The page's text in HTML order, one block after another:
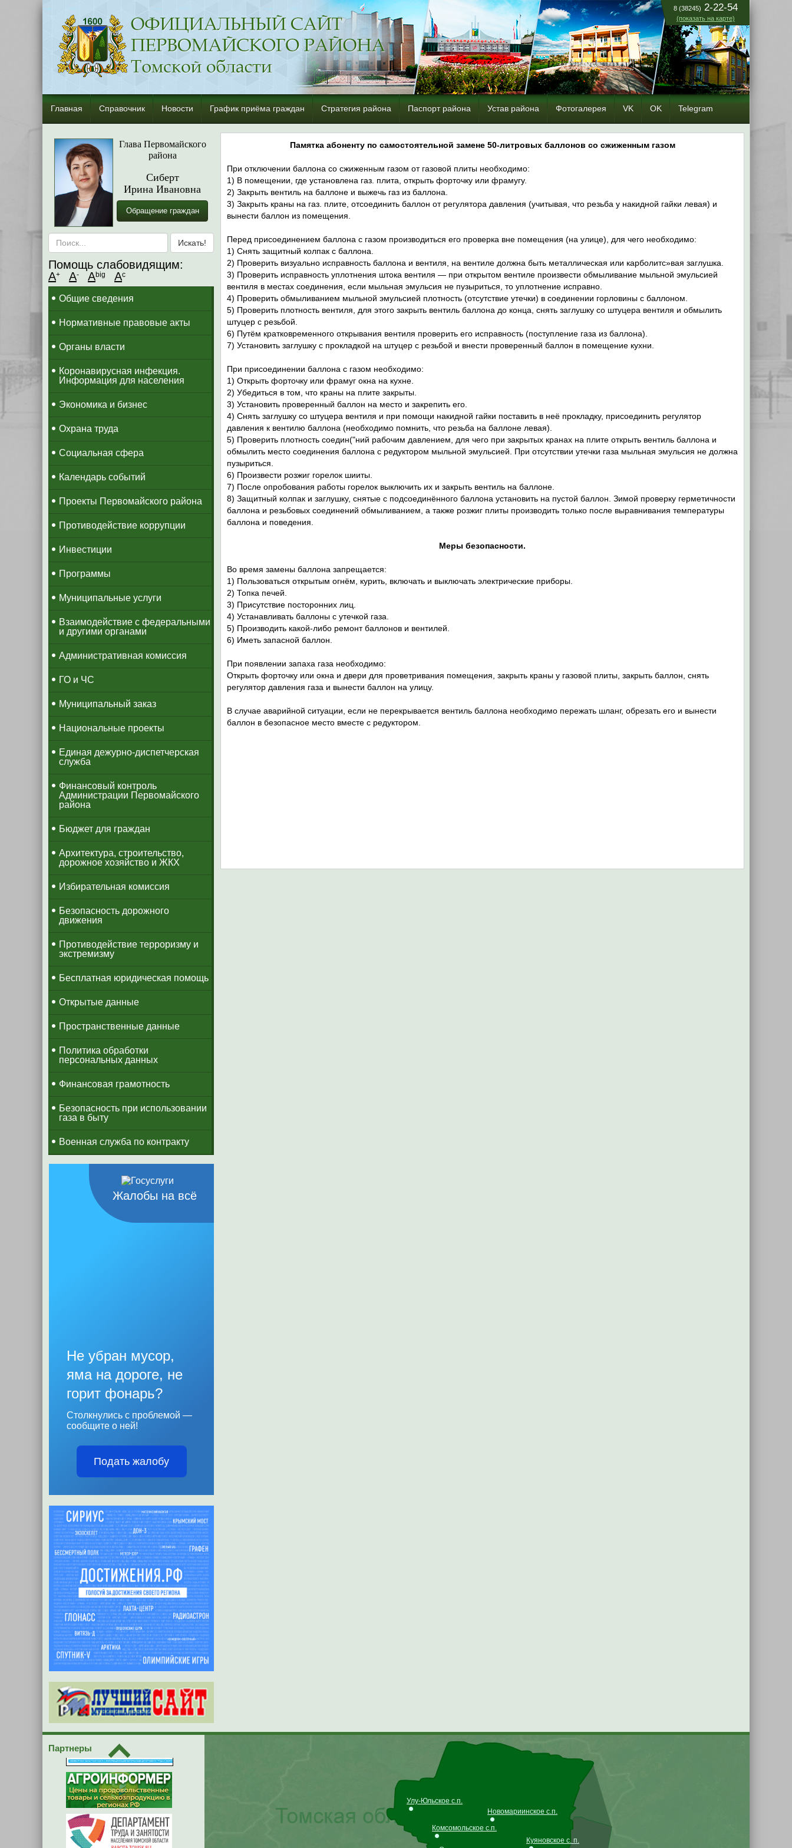
8 (38245) 2-22-54
(показать на карте)
Главная Справочник Новости График приёма граждан Стратегия района Паспорт района Устав района Фотогалерея VK OK Telegram
Глава Первомайского
района
Сиберт
Ирина Ивановна
Обращение граждан
Помощь слабовидящим:
A+ A- Abig Ac
Общие сведения
Нормативные правовые акты
Органы власти
Коронавирусная инфекция.
Информация для населения
Экономика и бизнес
Охрана труда
Социальная сфера
Календарь событий
Проекты Первомайского района
Противодействие коррупции
Инвестиции
Программы
Муниципальные услуги
Взаимодействие с федеральными
и другими органами
Административная комиссия
ГО и ЧС
Муниципальный заказ
Национальные проекты
​Единая дежурно-диспетчерская
служба
​Финансовый контроль
Администрации Первомайского
района
Бюджет для граждан
Архитектура, строительство,
дорожное хозяйство и ЖКХ
Избирательная комиссия
Безопасность дорожного
движения
Противодействие терроризму и
экстремизму
Бесплатная юридическая помощь
Открытые данные
Пространственные данные
Политика обработки
персональных данных
Финансовая грамотность
Безопасность при использовании
газа в быту
Военная служба по контракту
Жалобы на всё
Не убран мусор,
яма на дороге, не
горит фонарь?
Столкнулись с проблемой —
сообщите о ней!
Подать жалобу
Памятка абоненту по самостоятельной замене 50-литровых баллонов со сжиженным газом
При отключении баллона со сжиженным газом от газовой плиты необходимо:
1) В помещении, где установлена газ. плита, открыть форточку или фрамугу.
2) Закрыть вентиль на баллоне и выжечь газ из баллона.
3) Закрыть краны на газ. плите, отсоединить баллон от регулятора давления (учитывая, что резьба у накидной гайки левая) и
вынести баллон из помещения.
Перед присоединением баллона с газом производиться его проверка вне помещения (на улице), для чего необходимо:
1) Снять защитный колпак с баллона.
2) Проверить визуально исправность баллона и вентиля, на вентиле должна быть металлическая или карболитс»вая заглушка.
3) Проверить исправность уплотнения штока вентиля — при открытом вентиле произвести обмыливание мыльной эмульсией
вентиля в местах соединения, если мыльная эмульсия не пузыриться, то уплотнение исправно.
4) Проверить обмыливанием мыльной эмульсией плотность (отсутствие утечки) в соединении горловины с баллоном.
5) Проверить плотность вентиля, для этого закрыть вентиль баллона до конца, снять заглушку со штуцера вентиля и обмылить
штуцер с резьбой.
6) Путём кратковременного открывания вентиля проверить его исправность (поступление газа из баллона).
7) Установить заглушку с прокладкой на штуцер с резьбой и внести проверенный баллон в помещение кухни.
При присоединении баллона с газом необходимо:
1) Открыть форточку или фрамуг окна на кухне.
2) Убедиться в том, что краны на плите закрыты.
3) Установить проверенный баллон на место и закрепить его.
4) Снять заглушку со штуцера вентиля и при помощи накидной гайки поставить в неё прокладку, присоединить регулятор
давления к вентилю баллона (необходимо помнить, что резьба на баллоне левая).
5) Проверить плотность соедин("ний рабочим давлением, для чего при закрытых кранах на плите открыть вентиль баллона и
обмылить место соединения баллона с редуктором мыльной эмульсией. При отсутствии утечки газа мыльная эмульсия не должна
пузыриться.
6) Произвести розжиг горелок шииты.
7) После опробования работы горелок выключить их и закрыть вентиль на баллоне.
8) Защитный колпак и заглушку, снятые с подсоединённого баллона установить на пустой баллон. Зимой проверку герметичности
баллона и резьбовых соединений обмыливанием, а также розжиг плиты производить только после выравнивания температуры
баллона и поведения.
Меры безопасности.
Во время замены баллона запрещается:
1) Пользоваться открытым огнём, курить, включать и выключать электрические приборы.
2) Топка печей.
3) Присутствие посторонних лиц.
4) Устанавливать баллоны с утечкой газа.
5) Производить какой-либо ремонт баллонов и вентилей.
6) Иметь запасной баллон.
При появлении запаха газа необходимо:
Открыть форточку или окна и двери для проветривания помещения, закрыть краны у газовой плиты, закрыть баллон, снять
регулятор давления газа и вынести баллон на улицу.
В случае аварийной ситуации, если не перекрывается вентиль баллона необходимо пережать шланг, обрезать его и вынести
баллон в безопасное место вместе с редуктором.
Партнеры
Улу-Юльское с.п.
Новомариинское с.п.
Комсомольское с.п.
Куяновское с. п.